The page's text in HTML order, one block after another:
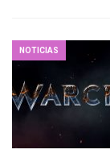
NOTICIAS